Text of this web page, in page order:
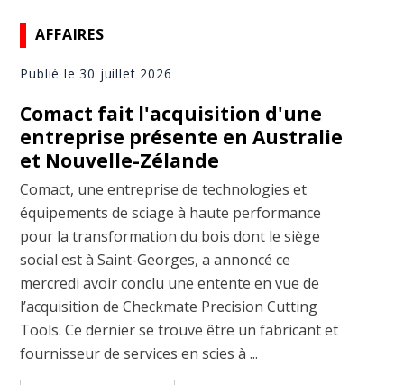
AFFAIRES
Publié le 30 juillet 2026
Comact fait l'acquisition d'une
entreprise présente en Australie
et Nouvelle-Zélande
Comact, une entreprise de technologies et
équipements de sciage à haute performance
pour la transformation du bois dont le siège
social est à Saint-Georges, a annoncé ce
mercredi avoir conclu une entente en vue de
l’acquisition de Checkmate Precision Cutting
Tools. Ce dernier se trouve être un fabricant et
fournisseur de services en scies à ...